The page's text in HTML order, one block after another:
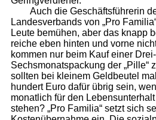
Auch die Geschäftsführerin
Landesverbands von „Pro
Leute bemühen, aber das knapp
reiche eben hinten und vorne
kommen nur beim Kauf einer
Sechsmonatspackung der „Pille“
sollten bei kleinem Geldbeutel
hundert Euro dafür übrig sein,
monatlich für den
stehen? „Pro Familia“ setzt sich